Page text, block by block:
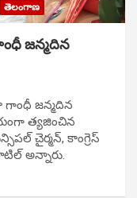
తెలంగాణ
జ‌న్మ‌దిన
జ‌న్మ‌దిన
త్య‌జించిన
చైర్మ‌న్, కాంగ్రెస్
అన్నారు.